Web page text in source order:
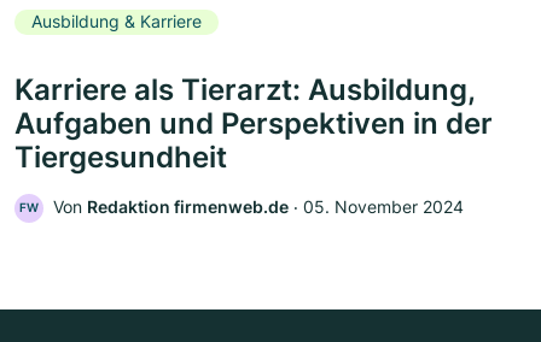
Ausbildung & Karriere
Karriere als Tierarzt: Ausbildung,
Aufgaben und Perspektiven in der
Tiergesundheit
FW Von Redaktion firmenweb.de ‧ 05. November 2024